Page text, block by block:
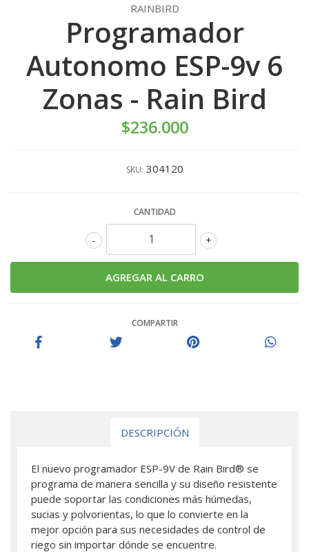
RAINBIRD
Programador
Autonomo ESP-9v 6
Zonas - Rain Bird
$236.000
SKU: 304120
CANTIDAD
+
-
COMPARTIR
DESCRIPCIÓN
El nuevo programador ESP-9V de Rain Bird® se
programa de manera sencilla y su diseño resistente
puede soportar las condiciones más húmedas,
sucias y polvorientas, lo que lo convierte en la
mejor opción para sus necesidades de control de
riego sin importar dónde se encuentre.